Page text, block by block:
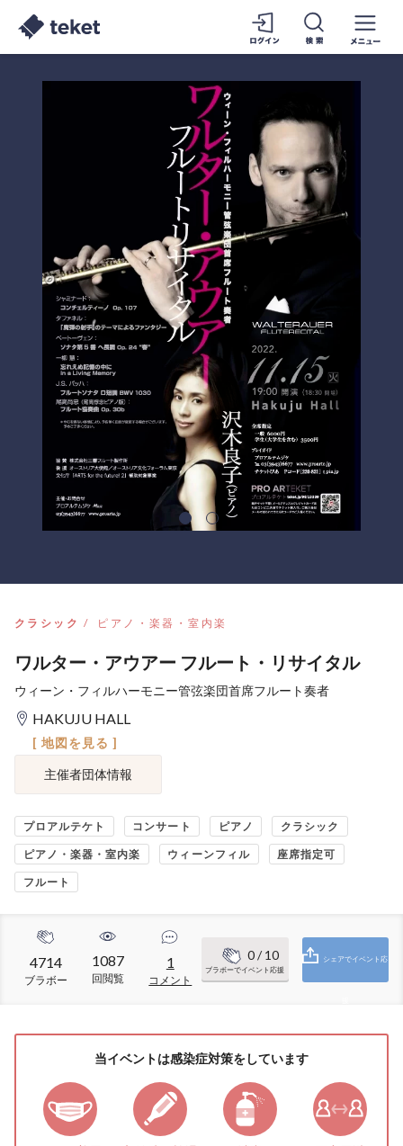
クラシック ピアノ・楽器・室内楽
ワルター・アウアー フルート・リサイタル
ウィーン・フィルハーモニー管弦楽団首席フルート奏者
HAKUJU HALL
[ 地図を見る ]
主催者団体情報
プロアルテケト コンサート ピアノ クラシック
ピアノ・楽器・室内楽 ウィーンフィル 座席指定可
フルート
4714
ブラボー
1087
回閲覧
1
コメント
0/ 10
ブラボーでイベント応援
シェアでイベント応
当イベントは感染症対策をしています